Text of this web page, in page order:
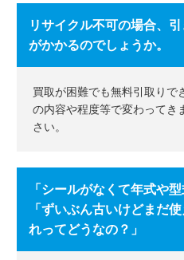
リサイクル不可の場合、
がかかるのでしょうか。
買取が困難でも無料引取りで
の内容や程度等で変わってき
さい。
「シールがなくて年式や
「ずいぶん古いけどまだ
れってどうなの？」